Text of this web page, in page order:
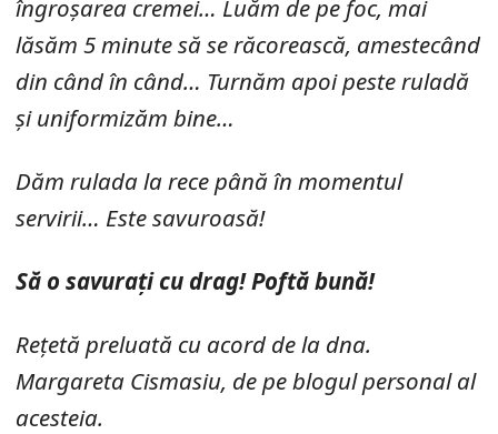
îngroșarea cremei… Luăm de pe foc, mai
lăsăm 5 minute să se răcorească, amestecând
din când în când… Turnăm apoi peste ruladă
și uniformizăm bine…
Dăm rulada la rece până în momentul
servirii… Este savuroasă!
Să o savurați cu drag! Poftă bună!
Rețetă preluată cu acord de la dna.
Margareta Cismasiu, de pe blogul personal al
acesteia.